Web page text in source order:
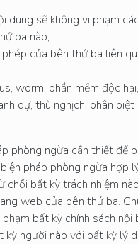
sẽ không vi phạm
ba nào;
của bên thứ ba liên
worm, phần mềm độc
dự, thù nghịch, phân
phòng ngừa cần thiết để
pháp phòng ngừa
bất kỳ trách nhiệm
web của bên thứ ba.
bất kỳ chính sách
kỳ người nào với bất kỳ lý